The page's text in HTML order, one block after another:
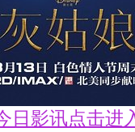
日影讯点击进